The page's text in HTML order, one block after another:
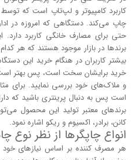
کاربرد کامپیوتر و لپ‌تاپ است که توسط
چاپ می‌کند. دستگاهی که امروزه در
حتی برای مصارف خانگی کاربرد دارد.
برند‌ها در بازار موجود هستند که هر
بیشتر کاربران در هنگام خرید این
خرید برایشان سخت است، پس بهتر است
و ملاک‌های خود بررسی نمایید. برای
است پس به دنبال پرینتری باشید که
برند‌های معتبر تولید این محصول
کانن، برادر، اکسیوم و ریکو اشاره نمود.
انواع چاپگر‌ها از نظر نوع
هر مصرف کننده بر اساس نیاز‌های خود